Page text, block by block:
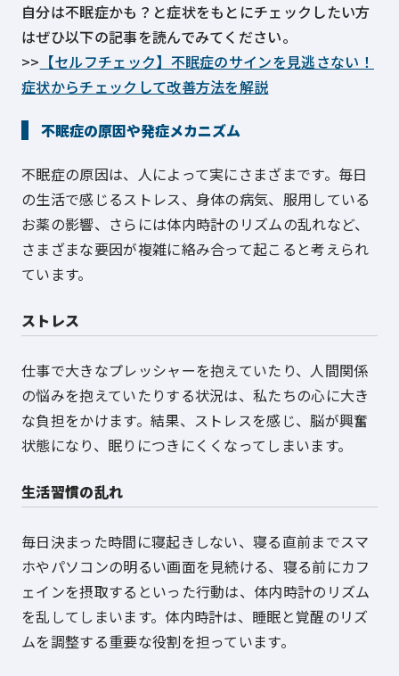
自分は不眠症かも？と症状をもとにチェックしたい方
はぜひ以下の記事を読んでみてください。
>> 【セルフチェック】不眠症のサインを見逃さない！
症状からチェックして改善方法を解説
不眠症の原因や発症メカニズム
不眠症の原因は、人によって実にさまざまです。毎日
の生活で感じるストレス、身体の病気、服用している
お薬の影響、さらには体内時計のリズムの乱れなど、
さまざまな要因が複雑に絡み合って起こると考えられ
ています。
ストレス
仕事で大きなプレッシャーを抱えていたり、人間関係
の悩みを抱えていたりする状況は、私たちの心に大き
な負担をかけます。結果、ストレスを感じ、脳が興奮
状態になり、眠りにつきにくくなってしまいます。
生活習慣の乱れ
毎日決まった時間に寝起きしない、寝る直前までスマ
ホやパソコンの明るい画面を見続ける、寝る前にカフ
ェインを摂取するといった行動は、体内時計のリズム
を乱してしまいます。体内時計は、睡眠と覚醒のリズ
ムを調整する重要な役割を担っています。